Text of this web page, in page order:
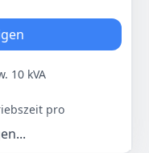
10 kVA
pro
230/400 V AC und